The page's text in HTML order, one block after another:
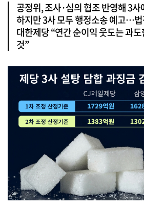
공정위, 조사·심의 협조 반영해 3
하지만 3사 모두 행정소송 예고…
대한제당 “연간 순이익 웃도는 과
것”